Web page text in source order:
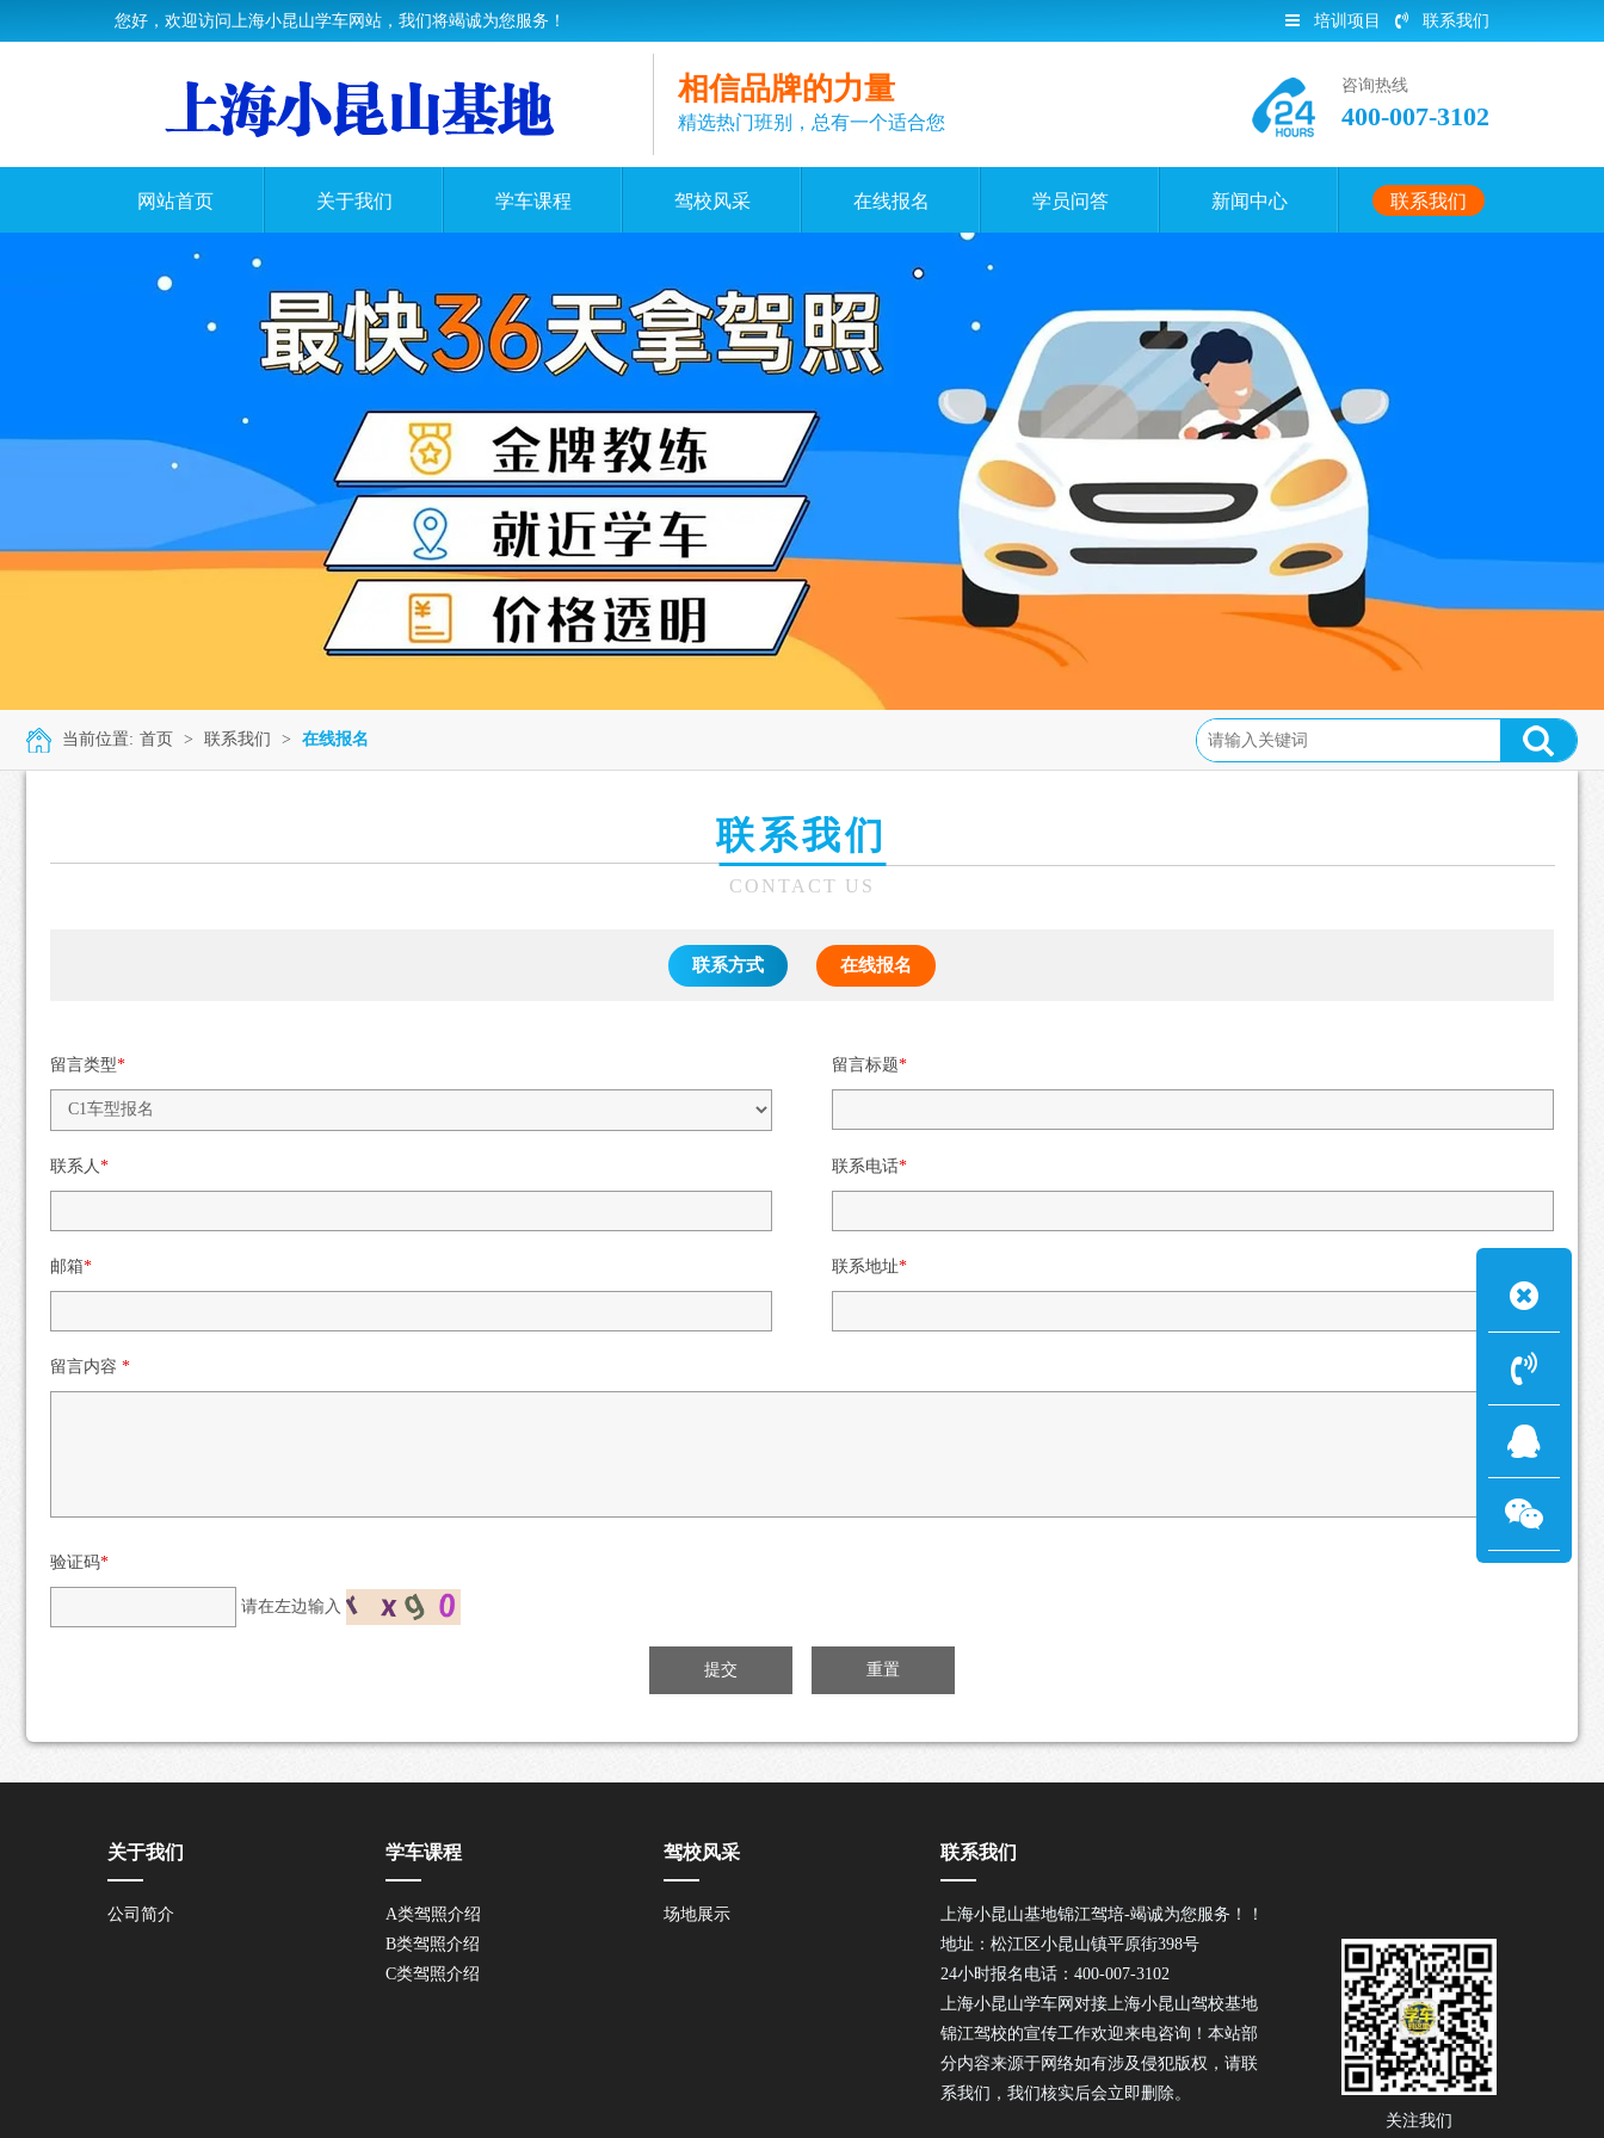
您好，欢迎访问上海小昆山学车网站，我们将竭诚为您服务！ 培训项目 联系我们
相信品牌的力量
精选热门班别，总有一个适合您
咨询热线
400-007-3102
网站首页 关于我们 学车课程 驾校风采 在线报名 学员问答 新闻中心 联系我们
当前位置: 首页 > 联系我们 > 在线报名
联系我们
CONTACT US
联系方式 在线报名
留言类型* 留言标题*
联系人 * 联系电话*
邮箱* 联系地址*
留言内容 *
验证码*
请在左边输入
关于我们
公司简介
学车课程
A类驾照介绍
B类驾照介绍
C类驾照介绍
驾校风采
场地展示
关注我们
联系我们
上海小昆山基地锦江驾培-竭诚为您服务！！
地址：松江区小昆山镇平原街398号
24小时报名电话：400-007-3102
上海小昆山学车网对接上海小昆山驾校基地
锦江驾校的宣传工作欢迎来电咨询！本站部
分内容来源于网络如有涉及侵犯版权，请联
系我们，我们核实后会立即删除。